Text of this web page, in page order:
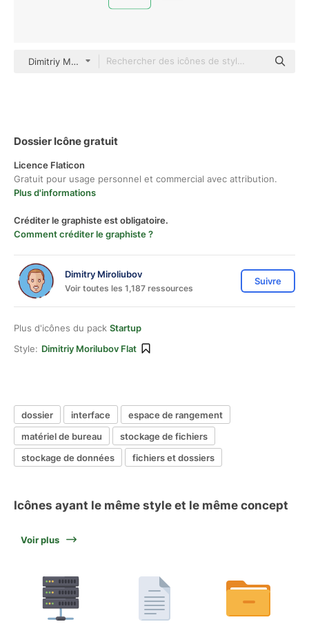
Dimitriy Morilubov Flat
Dossier Icône gratuit
Licence Flaticon
Gratuit pour usage personnel et commercial avec attribution.
Plus d'informations
Créditer le graphiste est obligatoire.
Comment créditer le graphiste ?
Dimitry Miroliubov
Voir toutes les 1,187 ressources
Suivre
Plus d'icônes du pack Startup
Style: Dimitriy Morilubov Flat
dossier interface
espace de rangement
matériel de bureau
stockage de fichiers
stockage de données
fichiers et dossiers
Icônes ayant le même style et le même concept
Voir plus